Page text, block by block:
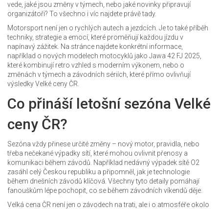
vede, jaké jsou změny v týmech, nebo jaké novinky připravují
organizátoři? To všechno i víc najdete právě tady.
Motorsport není jen o rychlých autech a jezdcích. Je to také příběh
techniky, strategie a emocí, které proměňují každou jízdu v
napínavý zážitek. Na stránce najdete konkrétní informace,
například o nových modelech motocyklů jako Jawa 42 FJ 2025,
které kombinují retro vzhled s moderním výkonem, nebo o
změnách v týmech a závodních sériích, které přímo ovlivňují
výsledky Velké ceny ČR.
Co přináší letošní sezóna Velké
ceny ČR?
Sezóna vždy přinese určité změny – nový motor, pravidla, nebo
třeba nečekané výpadky sítí, které mohou ovlivnit přenosy a
komunikaci během závodů. Například nedávný výpadek sítě O2
zasáhl celý Českou republiku a připomněl, jak je technologie
během dnešních závodů klíčová. Všechny tyto detaily pomáhají
fanouškům lépe pochopit, co se během závodních víkendů děje.
Velká cena ČR není jen o závodech na trati, ale i o atmosféře okolo